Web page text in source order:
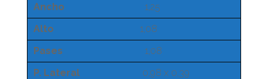
Ancho
1,25
Alto
1,08
Pases
1,08
P. Lateral
0,98 x 0,39